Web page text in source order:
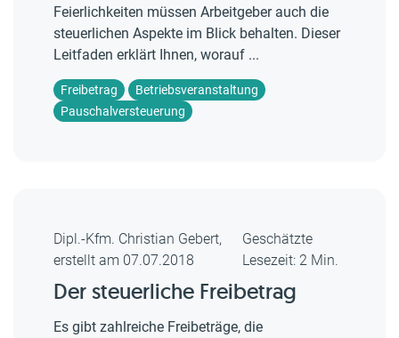
Feierlichkeiten müssen Arbeitgeber auch die
steuerlichen Aspekte im Blick behalten. Dieser
Leitfaden erklärt Ihnen, worauf ...
Freibetrag
Betriebsveranstaltung
Pauschalversteuerung
Dipl.-Kfm. Christian Gebert,
erstellt am 07.07.2018
Geschätzte
Lesezeit: 2 Min.
Der steuerliche Freibetrag
Es gibt zahlreiche Freibeträge, die